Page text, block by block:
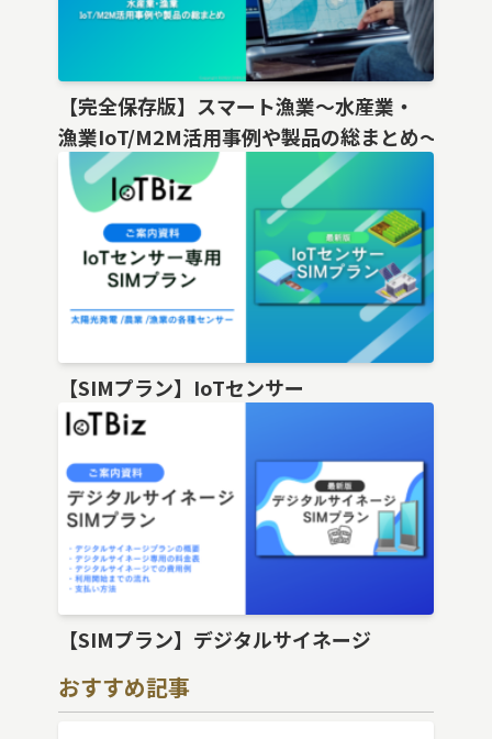
【完全保存版】スマート漁業〜水産業・
漁業IoT/M2M活用事例や製品の総まとめ〜
【SIMプラン】IoTセンサー
【SIMプラン】デジタルサイネージ
おすすめ記事